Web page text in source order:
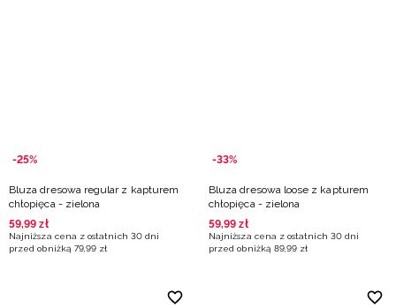
-25%
Bluza dresowa regular z kapturem
chłopięca - zielona
59,99 zł
Najniższa cena z ostatnich 30 dni
przed obniżką 79,99 zł
-33%
Bluza dresowa loose z kapturem
chłopięca - zielona
59,99 zł
Najniższa cena z ostatnich 30 dni
przed obniżką 89,99 zł